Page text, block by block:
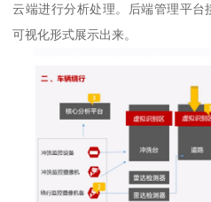
云端进行分析处理。后端管理平
可视化形式展示出来。